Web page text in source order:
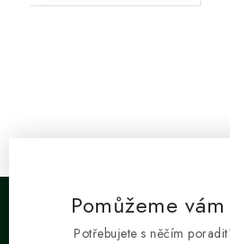
Pomůžeme
Potřebujete s něčím